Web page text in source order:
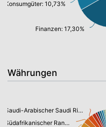
Finanzen: 17,30%
Konsumgüter: 10,73%
Währungen
Südafrikanischer Rand: 2,57%
Saudi-Arabischer Saudi Riyal: 2,35%